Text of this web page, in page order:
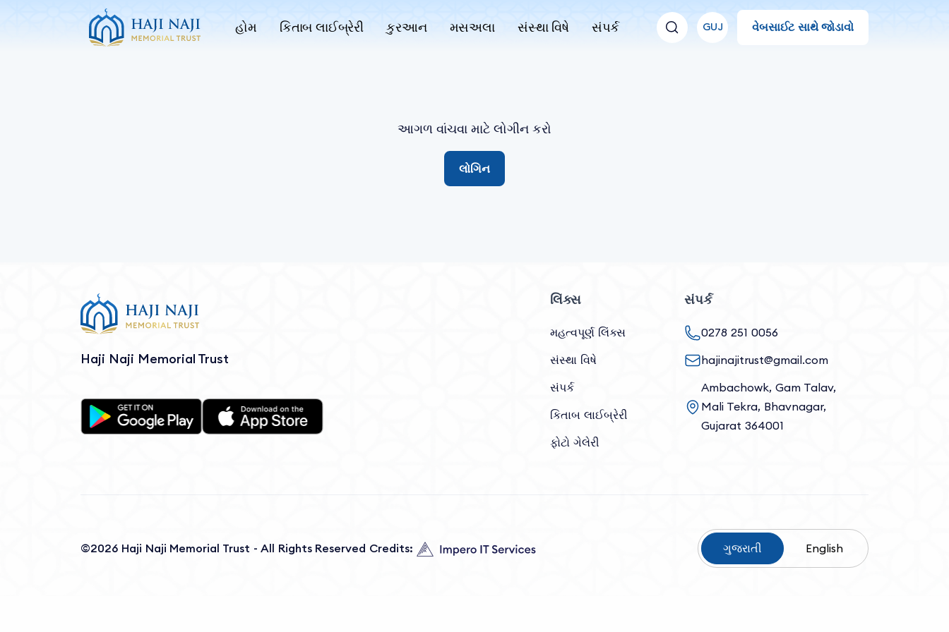
હોમ કિતાબ લાઈબ્રેરી કુરઆન મસઅલા સંસ્થા વિષે સંપર્ક GUJ વેબસાઈટ સાથે જોડાવો
આગળ વાંચવા માટે લોગીન કરો
લોગિન
Haji Naji Memorial Trust
લિંક્સ
મહત્વપૂર્ણ લિંક્સ
સંસ્થા વિષે
સંપર્ક
કિતાબ લાઈબ્રેરી
ફોટો ગેલેરી
સંપર્ક
0278 251 0056
hajinajitrust@gmail.com
Ambachowk, Gam Talav,
Mali Tekra, Bhavnagar,
Gujarat 364001
©2026 Haji Naji Memorial Trust - All Rights Reserved Credits: ગુજરાતી English